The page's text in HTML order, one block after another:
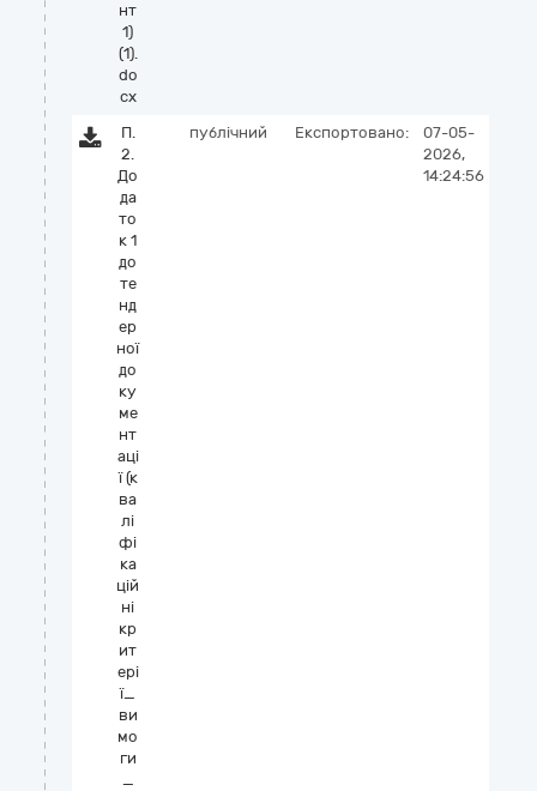
нт
1)
(1).
do
cx
П.
2.
До
да
то
к 1
до
те
нд
ер
ної
до
ку
ме
нт
аці
ї (к
ва
лі
фі
ка
цій
ні
кр
ит
ері
ї_
ви
мо
ги
_
публічний Експортовано:
07-05-
2026,
14:24:56